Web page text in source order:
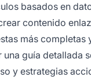
basados en
contenido
más completas
una guía detallada
y estrategias